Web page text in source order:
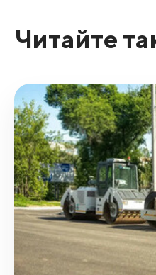
Читайте